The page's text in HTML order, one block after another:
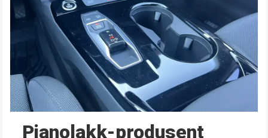
Pianolakk-produsent